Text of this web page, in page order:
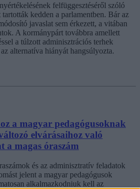
felfüggesztéséről szóló
kedden a parlamentben. Bár az
javaslat sem érkezett, a vitában
A kormánypárt továbbra amellett
a túlzott adminisztrációs terhek
alternatíva hiányát hangsúlyozta.
a magyar pedagógusoknak
elvárásaihoz való
a magas óraszám
és az adminisztratív feladatok
jelent a magyar pedagógusok
alkalmazkodniuk kell az